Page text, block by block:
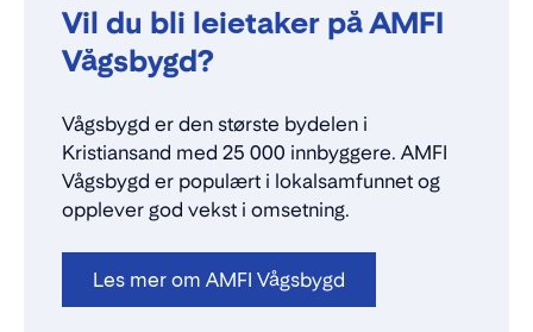
Vil du bli leietaker på AMFI
Vågsbygd?
Vågsbygd er den største bydelen i
Kristiansand med 25 000 innbyggere. AMFI
Vågsbygd er populært i lokalsamfunnet og
opplever god vekst i omsetning.
Les mer om AMFI Vågsbygd